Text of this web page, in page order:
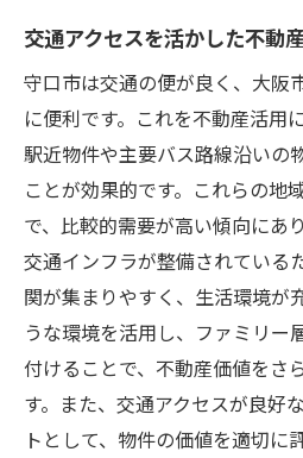
交通アクセスを活かした不動
守口市は交通の便が良く、大阪
に便利です。これを不動産活用
駅近物件や主要バス路線沿いの
ことが効果的です。これらの地
で、比較的需要が高い傾向にあ
交通インフラが整備されている
関が集まりやすく、生活環境が
うな環境を活用し、ファミリー
付けることで、不動産価値をさ
す。また、交通アクセスが良好
トとして、物件の価値を適切に